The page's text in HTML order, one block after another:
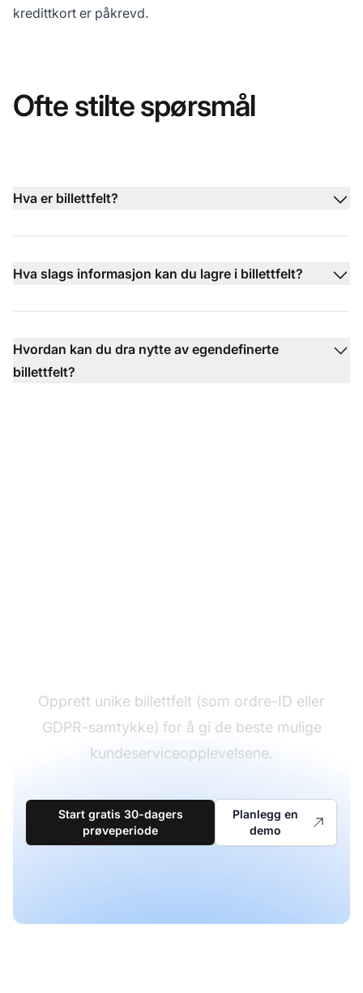
kredittkort er påkrevd.
Ofte stilte spørsmål
Hva er billettfelt?
Hva slags informasjon kan du lagre i billettfelt?
Hvordan kan du dra nytte av egendefinerte
billettfelt?
Opprett unike billettfelt (som ordre-ID eller
GDPR-samtykke) for å gi de beste mulige
kundeserviceopplevelsene.
Start gratis 30-dagers
prøveperiode
Planlegg en
demo